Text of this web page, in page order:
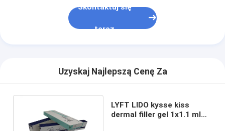
Skontaktuj się
teraz
Uzyskaj Najlepszą Cenę Za
LYFT LIDO kysse kiss
dermal filler gel 1x1.1 ml